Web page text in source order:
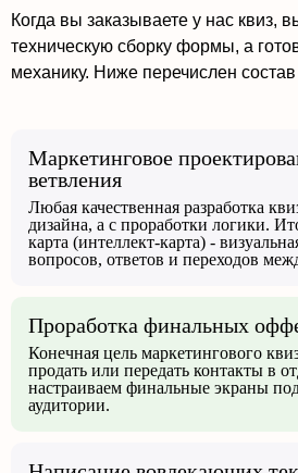
Когда вы заказываете у нас квиз,
техническую сборку формы, а
механику. Ниже перечислен
Маркетинговое
ветвления
Любая качественная разработка
дизайна, а с проработки логики.
карта (интеллект-карта) -
вопросов, ответов и переходов
Проработка финальных
Конечная цель маркетингового
продать или передать контакты в
настраиваем финальные экраны
аудитории.